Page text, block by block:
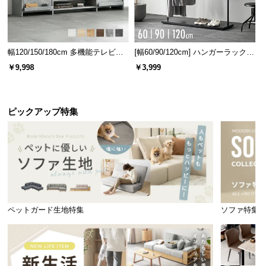
幅120/150/180cm 多機能テレビボ
ード 木目/石目調 オープン収納・
引き出し収納付き
￥9,998
[幅60/90/120cm] ハンガーラック
スチール 4段階高さ調節 サイドフ
ック オープンラック シンプル
￥3,999
ピックアップ特集
ペットガード生地特集 ソファ特集